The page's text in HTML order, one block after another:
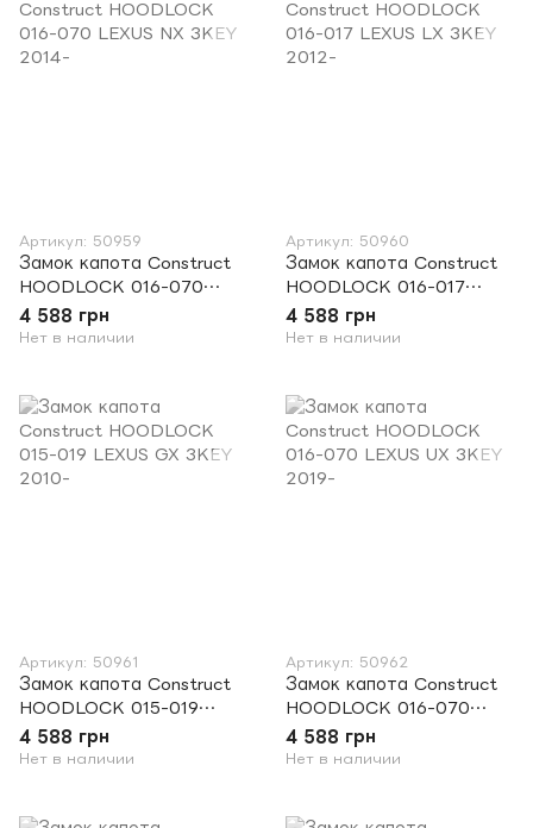
Артикул: 50959
Замок капота Construct
HOODLOCK 016-070
LEXUS NX 3KEY 2014-
4 588 грн
Нет в наличии
Артикул: 50960
Замок капота Construct
HOODLOCK 016-017
LEXUS LX 3KEY 2012-
4 588 грн
Нет в наличии
Артикул: 50961
Замок капота Construct
HOODLOCK 015-019
LEXUS GX 3KEY 2010-
4 588 грн
Нет в наличии
Артикул: 50962
Замок капота Construct
HOODLOCK 016-070
LEXUS UX 3KEY 2019-
4 588 грн
Нет в наличии